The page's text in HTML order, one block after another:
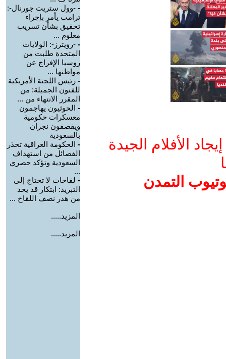
الأفلام الجيدة
التمدن
- -وول ستريت جورنال-:
ترامب يأمر بإجراء
تحقيق بشأن تسريب
معلوم ...
- -رويترز-: الولايات
المتحدة طلبت من
روسيا الإفراج عن
مواطنها ...
- رئيس اللجنة الأمريكية
للفنون الجميلة: من
المقرر الانتهاء من ...
- الحوثيون يهاجمون
معسكرات حكومية
ويقصفون نجران
بالسعودية
- الحكومة العراقية تحذر
الفصائل من استهداف
السعودية وتؤكد حصري
...
- لقاحات لا تحتاج إلى
التبريد: ابتكار قد يحد
من هدر نصف اللقاح ...
المزيد.....
المزيد.....